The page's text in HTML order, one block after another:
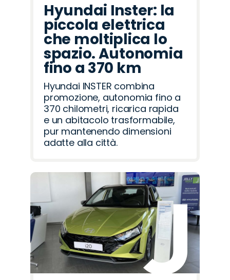
Hyundai Inster: la
piccola elettrica
che moltiplica lo
spazio. Autonomia
fino a 370 km
Hyundai INSTER combina
promozione, autonomia fino a
370 chilometri, ricarica rapida
e un abitacolo trasformabile,
pur mantenendo dimensioni
adatte alla città.